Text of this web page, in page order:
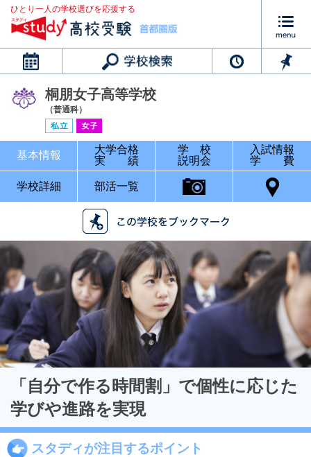
ひとり一人の学校選びを応援する
カレンダー
桐朋女子高等学校
（普通科）
基本情報
大学合格
実 績
学 校
説明会
入試情報
学 費
学校詳細 部活一覧
「自分で作る時間割」で個性に応じた
学びや進路を実現
スタディが注目するポイント